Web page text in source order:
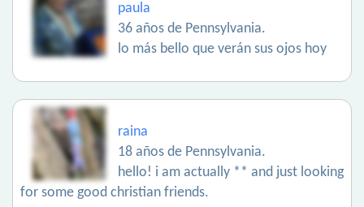
paula
36 años de Pennsylvania.
lo más bello que verán sus ojos hoy
raina
18 años de Pennsylvania.
hello! i am actually ** and just looking
for some good christian friends.